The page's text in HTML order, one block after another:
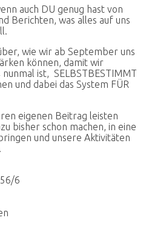
auch DU genug hast von
Berichten, was alles auf uns
wie wir ab September uns
können, damit wir
ist, SELBSTBESTIMMT
und dabei das System FÜR
eigenen Beitrag leisten
bisher schon machen, in eine
und unsere Aktivitäten
6